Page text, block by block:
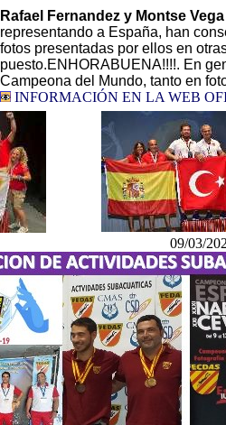
Rafael Fernandez y Montse Vega
representando a España, han
fotos presentadas por ellos en
puesto.ENHORABUENA!!!!. En
Campeona del Mundo, tanto en
INFORMACIÓN EN LA WEB
09/03/